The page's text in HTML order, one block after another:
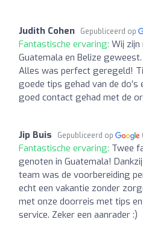
Judith Cohen Gepubliceerd op
Fantastische ervaring: Wij zijn
Guatemala en Belize
Alles was perfect geregeld!
goede tips gehad van de do’s
goed contact gehad met de
Jip Buis Gepubliceerd op
Fantastische ervaring: Twee
genoten in Guatemala!
team was de voorbereiding
echt een vakantie zonder
met onze doorreis met tips
service. Zeker een aanrader :)